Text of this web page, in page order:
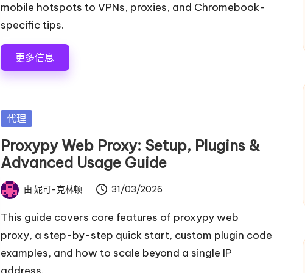
mobile hotspots to VPNs, proxies, and Chromebook-
specific tips.
更多信息
发
在
代理
Proxypy Web Proxy: Setup, Plugins &
Advanced Usage Guide
发
布
由 妮可-克林顿 31/03/2026
This guide covers core features of proxypy web
proxy, a step-by-step quick start, custom plugin code
examples, and how to scale beyond a single IP